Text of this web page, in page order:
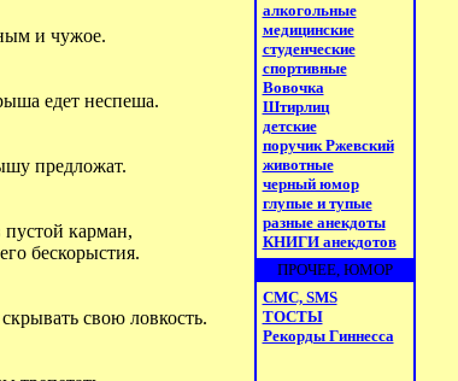
и чужое.
едет неспеша.
предложат.
пустой карман,
бескорыстия.
свою ловкость.
алкогольные
медицинские
студенческие
спортивные
Вовочка
Штирлиц
детские
поручик Ржевский
животные
черный юмор
глупые и тупые
разные анекдоты
КНИГИ анекдотов
ПРОЧЕЕ, ЮМОР
СМС, SMS
ТОСТЫ
Рекорды Гиннесса